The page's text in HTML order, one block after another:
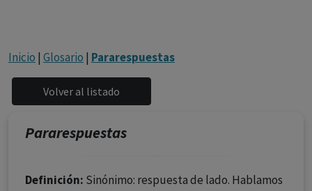
Inicio | Glosario | Pararespuestas
Pararespuestas
Definición: Sinónimo: respuesta de lado. Hablamos